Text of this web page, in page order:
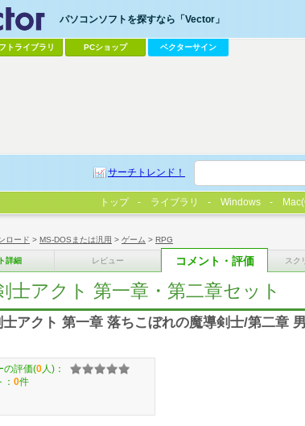
ロード > MS-DOSまたは汎用 > ゲーム > RPG
詳細 レビュー コメント・評価 スク
士アクト 第一章・第二章セット
士アクト 第一章 落ちこぼれの魔導剣士/第二章
の評価(0 人)：
0件
パソコンソフトを探すなら「Vector」
トライブラリ PCショップ ベクターサイン
サーチトレンド！
トップ ライブラリ Windows